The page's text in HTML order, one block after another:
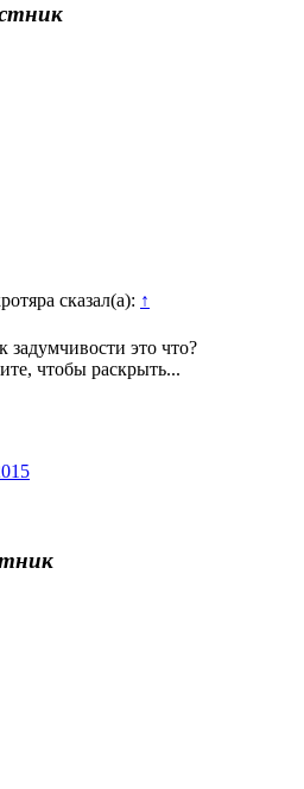
сказал(а): ↑
задумчивости это что?
чтобы раскрыть...